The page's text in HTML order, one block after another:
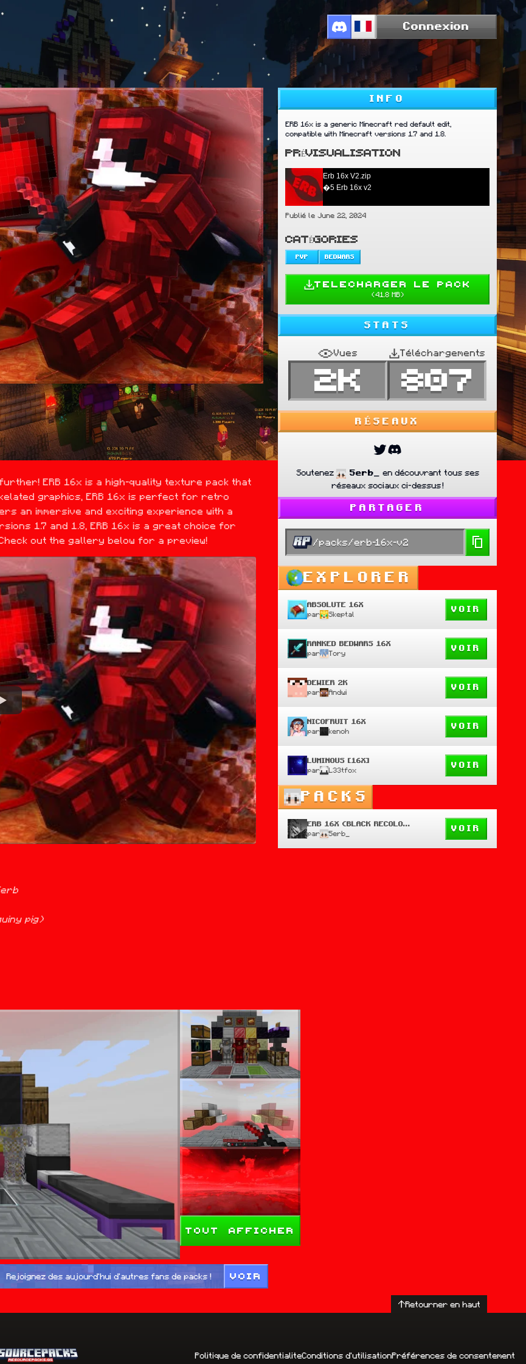
Connexion
ERB 16x is a high-quality texture pack that
graphics, ERB 16x is perfect for retro
an immersive and exciting experience with a
1.7 and 1.8, ERB 16x is a great choice for
out the gallery below for a preview!
pig)
Tout afficher
INFO
ERB 16x is a generic Minecraft red default edit,
compatible with Minecraft versions 1.7 and 1.8.
PRÉVISUALISATION
Erb 16x V2.zip
�5 Erb 16x v2
Publié le June 22, 2024
CATÉGORIES
PVP BEDWARS
TELECHARGER LE PACK
(41.8 MB)
STATS
Vues
2K
Téléchargements
807
RÉSEAUX
Soutenez 5erb_
en découvrant tous ses
réseaux sociaux ci-dessus !
PARTAGER
/packs/erb-16x-v2
EXPLORER
ABSOLUTE 16X
par Skeptal
VOIR
RANKED BEDWARS 16X
par Tory
VOIR
DEWIER 2K
par Andwi
VOIR
NICOFRUIT 16X
par kenoh
VOIR
LUMINOUS [16X]
par L33tfox
VOIR
PACKS
ERB 16X (BLACK RECOLOUR)
par 5erb_
VOIR
Rejoignez des aujourd'hui d'autres fans de packs ! VOIR
Retourner en haut
Politique de confidentialiteConditions d'utilisationPréférences de consentement